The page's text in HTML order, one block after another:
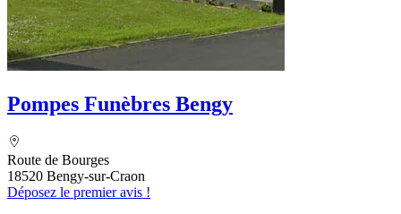
Pompes Funèbres Bengy
Route de Bourges
18520 Bengy-sur-Craon
Déposez le premier avis !